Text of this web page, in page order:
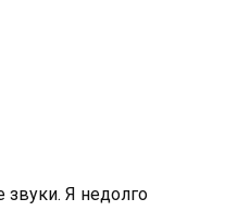
Я недолго